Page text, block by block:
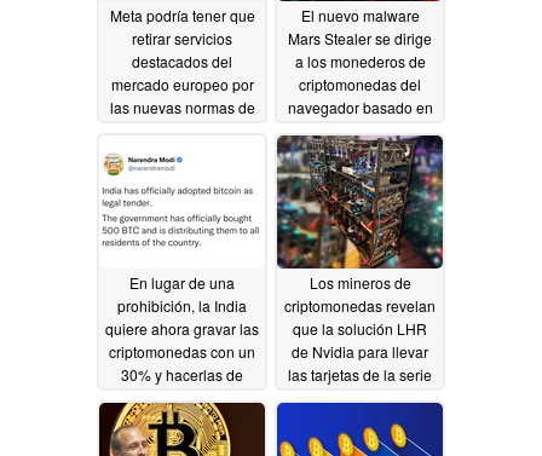
Meta podría tener que
retirar servicios
destacados del
mercado europeo por
las nuevas normas de
02/08/2022
El nuevo malware
Mars Stealer se dirige
a los monederos de
criptomonedas del
navegador basado en
Chrome02/05/2022
En lugar de una
prohibición, la India
quiere ahora gravar las
criptomonedas con un
30% y hacerlas de
curso legal02/03/2022
Los mineros de
criptomonedas revelan
que la solución LHR
de Nvidia para llevar
las tarjetas de la serie
GeForce RTX 30 a las
manos de los
jugadores fue inútil